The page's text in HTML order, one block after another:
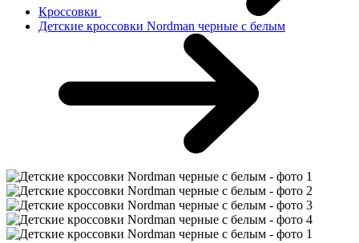
Кроссовки
Детские кроссовки Nordman черные с белым